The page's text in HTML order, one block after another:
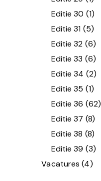
Editie 30 (1)
Editie 31 (5)
Editie 32 (6)
Editie 33 (6)
Editie 34 (2)
Editie 35 (1)
Editie 36 (62)
Editie 37 (8)
Editie 38 (8)
Editie 39 (3)
Vacatures (4)